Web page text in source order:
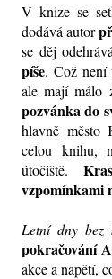
V knize se
dodává autor
se děj
píše. Což není
ale mají málo
pozvánka do
hlavně město
celou knihu,
útočiště.
vzpomínkami
Letní dny bez
pokračování
akce a napětí,